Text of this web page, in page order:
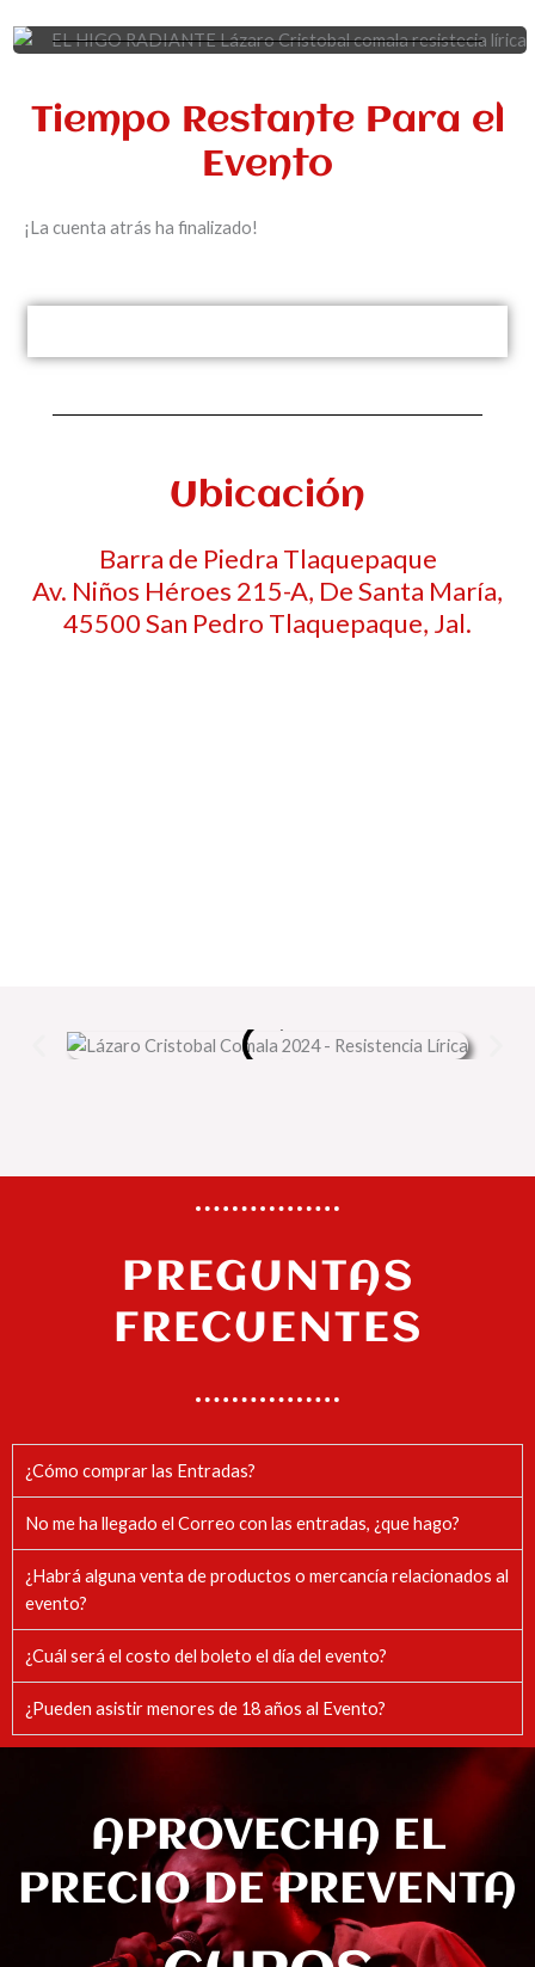
Tiempo Restante Para el
Evento
¡La cuenta atrás ha finalizado!
Ubicación
Barra de Piedra Tlaquepaque
Av. Niños Héroes 215-A, De Santa María,
45500 San Pedro Tlaquepaque, Jal.
PREGUNTAS
FRECUENTES
¿Cómo comprar las Entradas?
No me ha llegado el Correo con las entradas, ¿que hago?
¿Habrá alguna venta de productos o mercancía relacionados al
evento?
¿Cuál será el costo del boleto el día del evento?
¿Pueden asistir menores de 18 años al Evento?
APROVECHA EL
PRECIO DE PREVENTA